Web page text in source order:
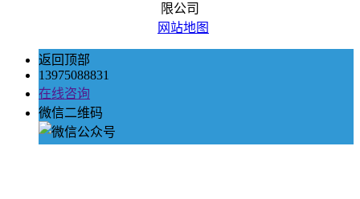
限公司
网站地图
返回顶部
13975088831
在线咨询
微信二维码